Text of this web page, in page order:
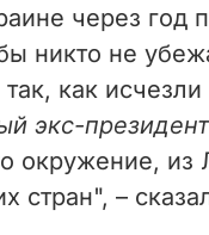
через год
никто не
как
экс-
окружение, из
стран", –